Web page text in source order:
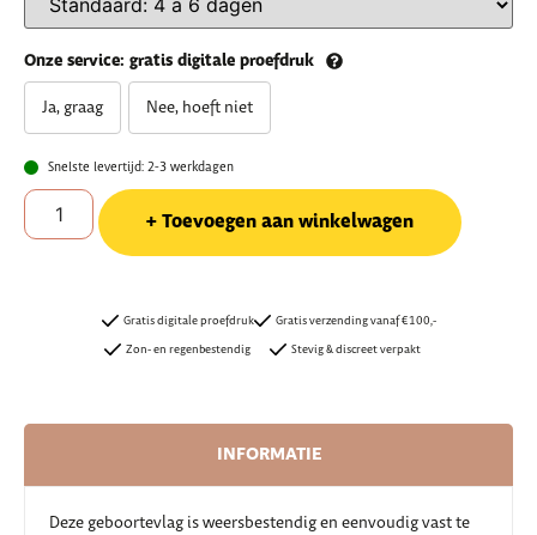
Onze service: gratis digitale proefdruk
Ja, graag Nee, hoeft niet
Snelste levertijd: 2-3 werkdagen
Toevoegen aan winkelwagen
Gratis digitale proefdruk
Zon- en regenbestendig
Gratis verzending vanaf €100,-
Stevig & discreet verpakt
INFORMATIE
Deze geboortevlag is weersbestendig en eenvoudig vast te